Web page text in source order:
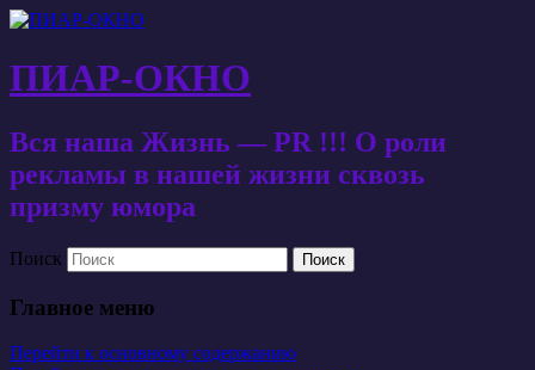
ПИАР-ОКНО
Вся наша Жизнь — PR !!! О роли
рекламы в нашей жизни сквозь
призму юмора
Поиск
Главное меню
Перейти к основному содержанию